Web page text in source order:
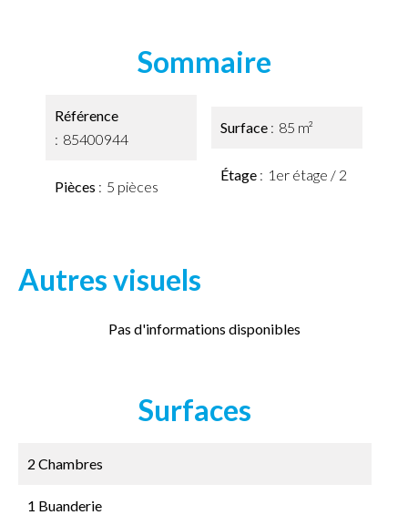
Sommaire
Référence
85400944
Pièces 5 pièces
Surface 85 m²
Étage 1er étage / 2
Autres visuels
Pas d'informations disponibles
Surfaces
2 Chambres
1 Buanderie